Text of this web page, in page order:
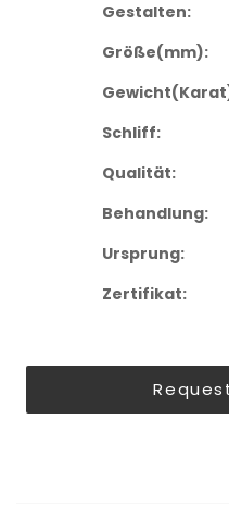
Gestalten:
Größe(mm):
Schliff:
Qualität:
Behandlung:
Ursprung:
Zertifikat: